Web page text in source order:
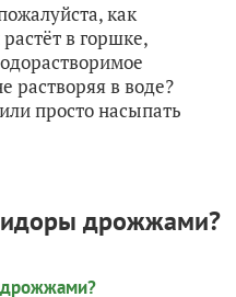
как
в горшке,
растворяя в воде?
просто насыпать
дрожжами?